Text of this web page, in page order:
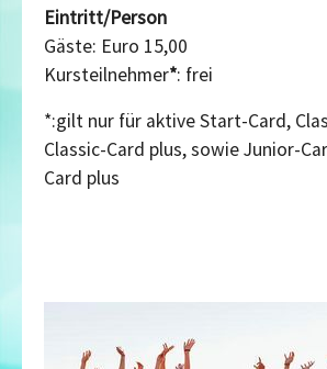
Eintritt/Person
Gäste: Euro 15,00
Kursteilnehmer*: frei
*:gilt nur für aktive Start-Card,
Classic-Card plus, sowie Junior-
Card plus